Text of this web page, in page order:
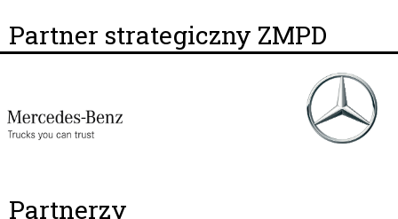
Partner strategiczny ZMPD
Partnerzy